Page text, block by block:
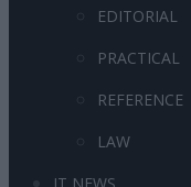
EDITORIAL
PRACTICAL
REFERENCE
LAW